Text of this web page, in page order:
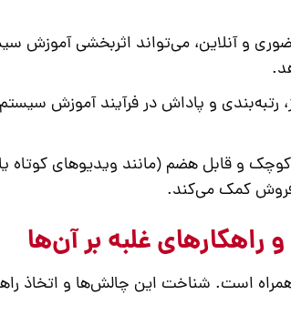
و آنلاین، می‌تواند اثربخشیآموزش
رتبه‌بندی و پاداش در فرآیندآموزش
و قابل هضم (مانند ویدیوهای کوتاه
کمک می‌کند.
غلبه بر آن‌ها
است. شناخت این چالش‌ها و اتخاذ